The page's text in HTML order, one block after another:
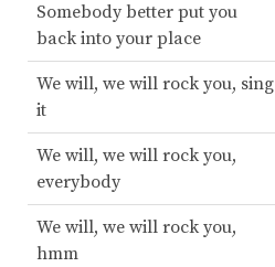
Somebody better put you
back into your place
We will, we will rock you, sing
it
We will, we will rock you,
everybody
We will, we will rock you,
hmm